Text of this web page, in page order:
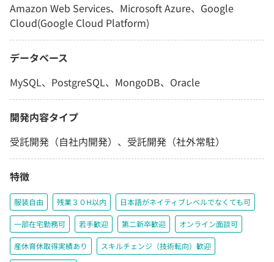
Amazon Web Services、Microsoft Azure、Google
Cloud(Google Cloud Platform)
データベース
MySQL、PostgreSQL、MongoDB、Oracle
開発内容タイプ
受託開発（自社内開発）、受託開発（社外常駐）
特徴
服装自由 残業３０H以内 日本語がネイティブレベルでなくても可
一部在宅勤務可 若手歓迎 第二新卒歓迎 オンライン面談可
産休育休取得実績あり スキルチェンジ（技術転向）歓迎